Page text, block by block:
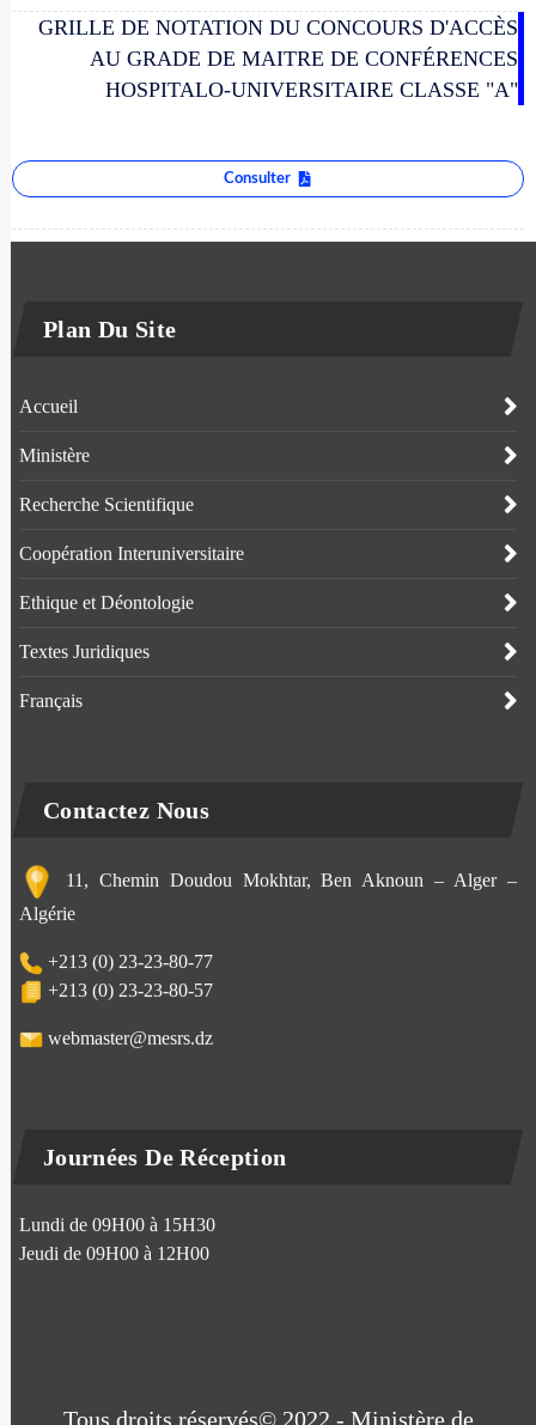
GRILLE DE NOTATION DU CONCOURS D'ACCÈS
AU GRADE DE MAITRE DE CONFÉRENCES
HOSPITALO-UNIVERSITAIRE CLASSE "A"
Consulter
Plan Du Site
Accueil
Ministère
Recherche Scientifique
Coopération Interuniversitaire
Ethique et Déontologie
Textes Juridiques
Français
Contactez Nous
11, Chemin Doudou Mokhtar, Ben Aknoun – Alger –
Algérie
+213 (0) 23-23-80-77
+213 (0) 23-23-80-57
webmaster@mesrs.dz
Journées De Réception
Lundi de 09H00 à 15H30
Jeudi de 09H00 à 12H00
Tous droits réservés© 2022 - Ministère de